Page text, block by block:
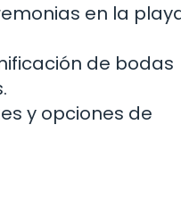
en la
de bodas
y opciones de